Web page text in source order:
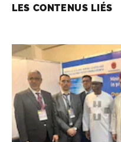
LES CONTENUS LIÉS